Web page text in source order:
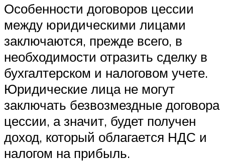
Особенности договоров цессии
между юридическими лицами
заключаются, прежде всего, в
необходимости отразить сделку в
бухгалтерском и налоговом учете.
Юридические лица не могут
заключать безвозмездные договора
цессии, а значит, будет получен
доход, который облагается НДС и
налогом на прибыль.